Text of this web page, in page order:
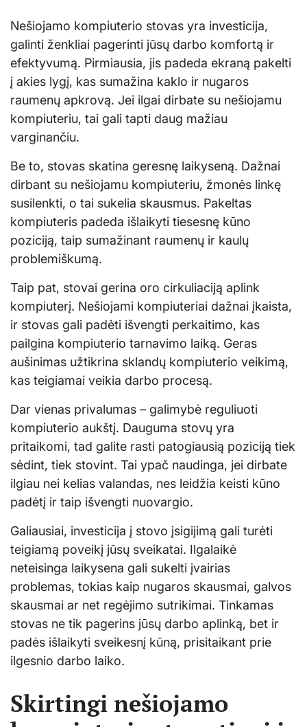
Nešiojamo kompiuterio stovas yra investicija,
galinti ženkliai pagerinti jūsų darbo komfortą ir
efektyvumą. Pirmiausia, jis padeda ekraną pakelti
į akies lygį, kas sumažina kaklo ir nugaros
raumenų apkrovą. Jei ilgai dirbate su nešiojamu
kompiuteriu, tai gali tapti daug mažiau
varginančiu.
Be to, stovas skatina geresnę laikyseną. Dažnai
dirbant su nešiojamu kompiuteriu, žmonės linkę
susilenkti, o tai sukelia skausmus. Pakeltas
kompiuteris padeda išlaikyti tiesesnę kūno
poziciją, taip sumažinant raumenų ir kaulų
problemiškumą.
Taip pat, stovai gerina oro cirkuliaciją aplink
kompiuterį. Nešiojami kompiuteriai dažnai įkaista,
ir stovas gali padėti išvengti perkaitimo, kas
pailgina kompiuterio tarnavimo laiką. Geras
aušinimas užtikrina sklandų kompiuterio veikimą,
kas teigiamai veikia darbo procesą.
Dar vienas privalumas – galimybė reguliuoti
kompiuterio aukštį. Dauguma stovų yra
pritaikomi, tad galite rasti patogiausią poziciją tiek
sėdint, tiek stovint. Tai ypač naudinga, jei dirbate
ilgiau nei kelias valandas, nes leidžia keisti kūno
padėtį ir taip išvengti nuovargio.
Galiausiai, investicija į stovo įsigijimą gali turėti
teigiamą poveikį jūsų sveikatai. Ilgalaikė
neteisinga laikysena gali sukelti įvairias
problemas, tokias kaip nugaros skausmai, galvos
skausmai ar net regėjimo sutrikimai. Tinkamas
stovas ne tik pagerins jūsų darbo aplinką, bet ir
padės išlaikyti sveikesnį kūną, prisitaikant prie
ilgesnio darbo laiko.
Skirtingi nešiojamo